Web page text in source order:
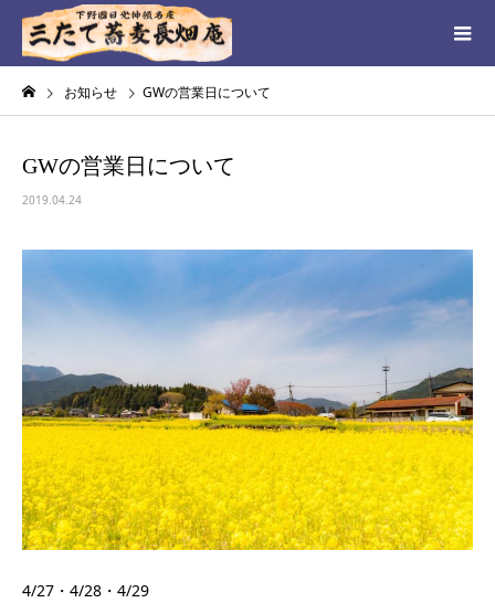
お知らせ GWの営業日について
GWの営業日について
2019.04.24
4/27・4/28・4/29